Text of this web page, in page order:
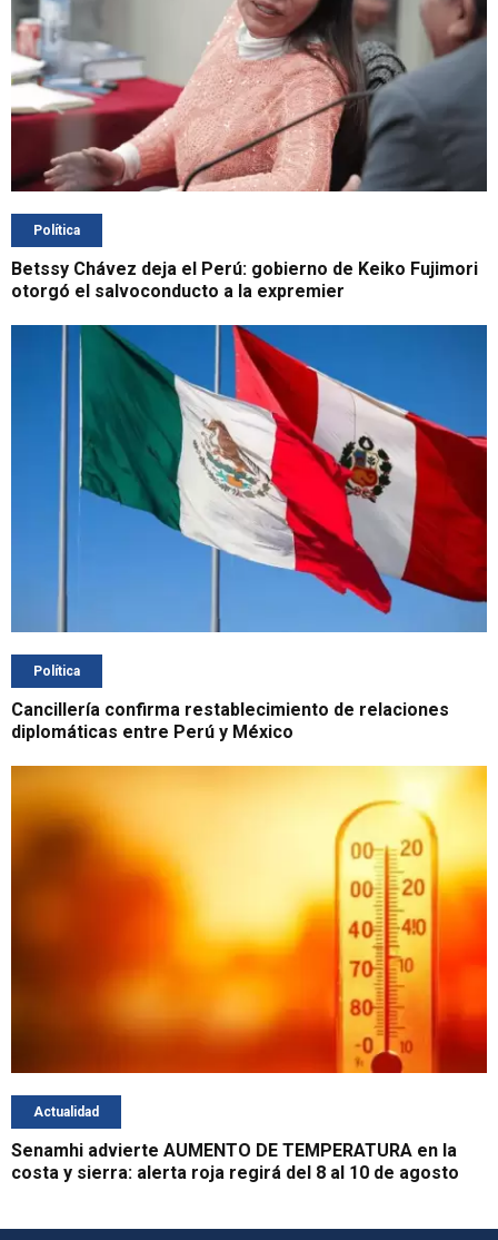
Política
Betssy Chávez deja el Perú: gobierno de Keiko Fujimori
otorgó el salvoconducto a la expremier
Política
Cancillería confirma restablecimiento de relaciones
diplomáticas entre Perú y México
Actualidad
Senamhi advierte AUMENTO DE TEMPERATURA en la
costa y sierra: alerta roja regirá del 8 al 10 de agosto